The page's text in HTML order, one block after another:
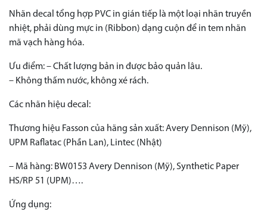
Nhãn decal tổng hợp PVC in gián tiếp là một loại nhãn truyền
nhiệt, phải dùng mực in (Ribbon) dạng cuộn để in tem nhãn
mã vạch hàng hóa.
Ưu điểm: – Chất lượng bản in được bảo quản lâu.
– Không thấm nước, không xé rách.
Các nhãn hiệu decal:
Thương hiệu Fasson của hãng sản xuất: Avery Dennison (Mỹ),
UPM Raflatac (Phần Lan), Lintec (Nhật)
– Mã hàng: BW0153 Avery Dennison (Mỹ), Synthetic Paper
HS/RP 51 (UPM)….
Ứng dụng: